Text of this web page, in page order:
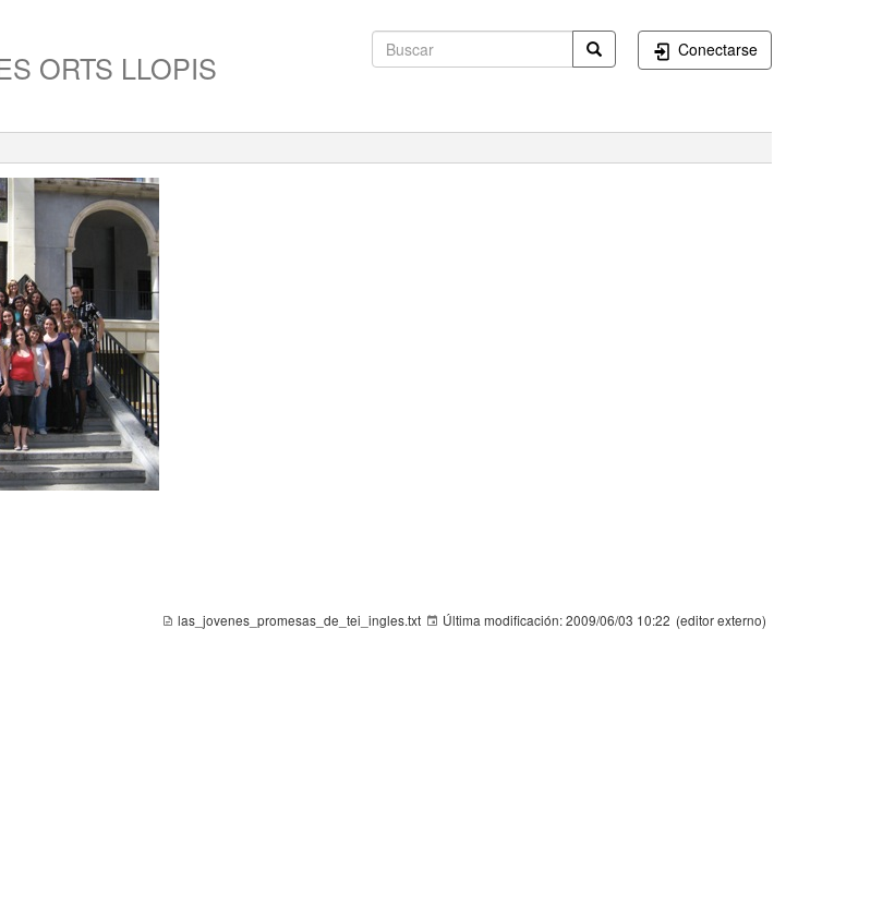
ORTS LLOPIS Conectarse
las_jovenes_promesas_de_tei_ingles.txt Última modificación:2009/06/03 10:22 (editor externo)